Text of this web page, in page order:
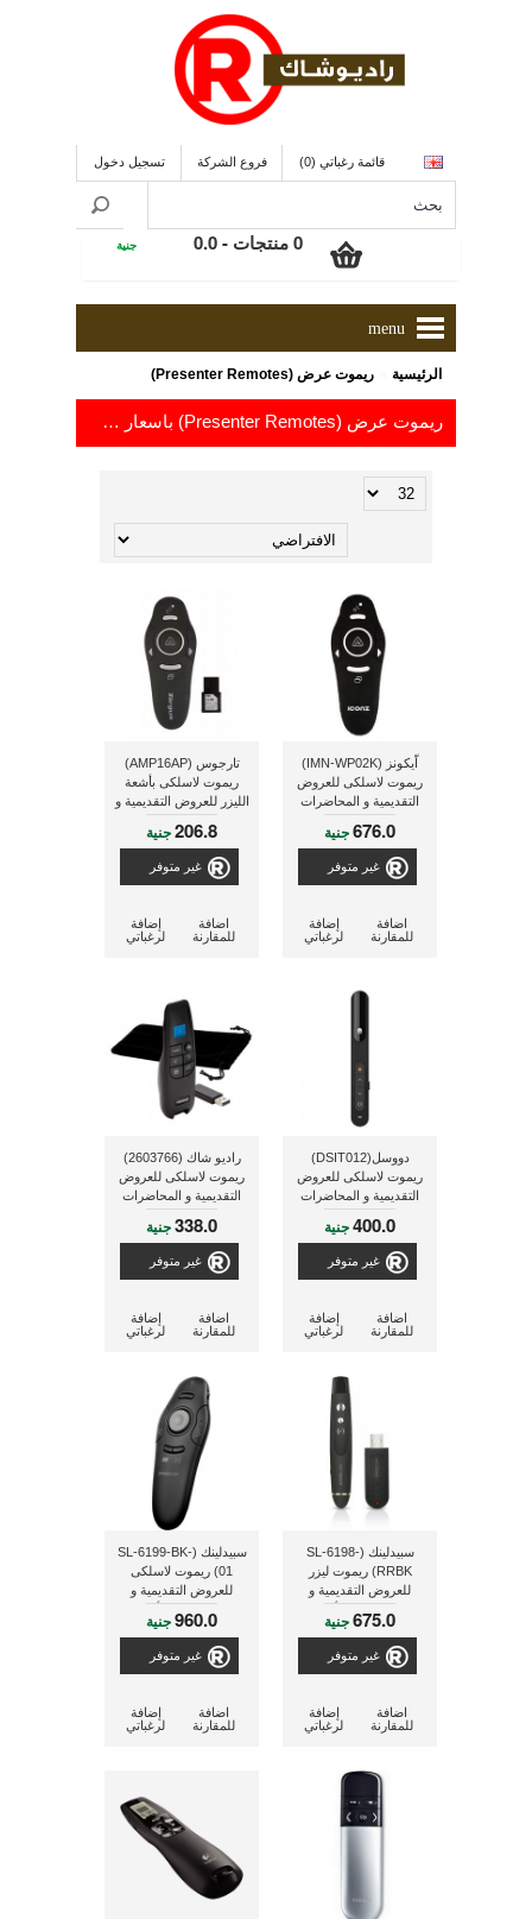
قائمة رغباتي (0) فروع الشركة تسجيل دخول
0 منتجات - 0.0 جنية
menu
الرئيسية ريموت عرض (Presenter Remotes‎)
ريموت عرض (Presenter Remotes‎) باسعار من 206.8
اّيكونز (IMN-WP02K)
ريموت لاسلكى للعروض
التقديمية و المحاضرات
676.0جنية
غير متوفر
إضافة
لرغباتي
اضافة
للمقارنة
تارجوس (AMP16AP)
ريموت لاسلكى بأشعة
الليزر للعروض التقديمية و
المحاضرات
206.8جنية
غير متوفر
إضافة
لرغباتي
اضافة
للمقارنة
دووسل(DSIT012)
ريموت لاسلكى للعروض
التقديمية و المحاضرات
400.0جنية
غير متوفر
إضافة
لرغباتي
اضافة
للمقارنة
راديو شاك (2603766)
ريموت لاسلكى للعروض
التقديمية و المحاضرات
338.0جنية
غير متوفر
إضافة
لرغباتي
اضافة
للمقارنة
سبيدلينك (SL-6198-
RRBK) ريموت ليزر
للعروض التقديمية و
المحاضرات - أسود
675.0جنية
غير متوفر
إضافة
لرغباتي
اضافة
للمقارنة
سبيدلينك (SL-6199-BK-
01) ريموت لاسلكى
للعروض التقديمية و
المحاضرات - أسود
960.0جنية
غير متوفر
إضافة
لرغباتي
اضافة
للمقارنة